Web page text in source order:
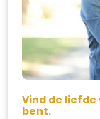
Vind de
bent.